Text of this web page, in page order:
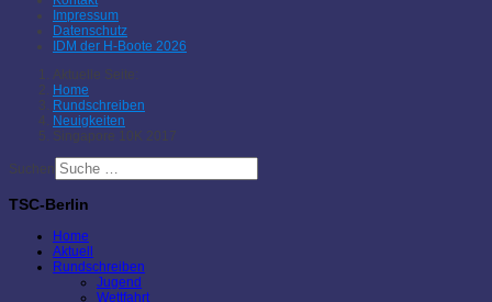
Impressum
Datenschutz
IDM der H-Boote 2026
Aktuelle Seite:
Home
Rundschreiben
Neuigkeiten
Singapore 10K 2017
Suchen
TSC-Berlin
Home
Aktuell
Rundschreiben
Jugend
Wettfahrt